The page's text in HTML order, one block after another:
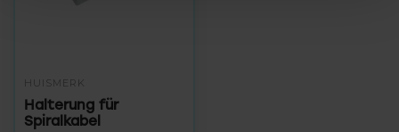
HUISMERK
Halterung für
Spiralkabel